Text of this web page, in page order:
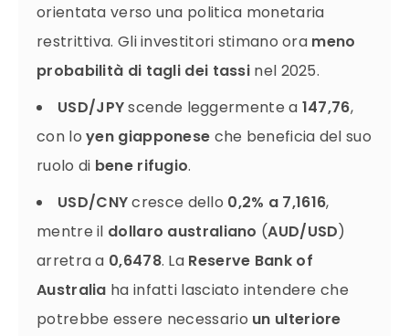
orientata verso una politica monetaria
restrittiva. Gli investitori stimano ora meno
probabilità di tagli dei tassi nel 2025.
USD/JPYscende leggermente a 147,76,
con loyen giapponese che beneficia del suo
ruolo di bene rifugio.
USD/CNYcresce dello 0,2% a 7,1616,
mentre il dollaro australiano (AUD/USD)
arretra a 0,6478. La Reserve Bank of
Australia ha infatti lasciato intendere che
potrebbe essere necessario un ulteriore